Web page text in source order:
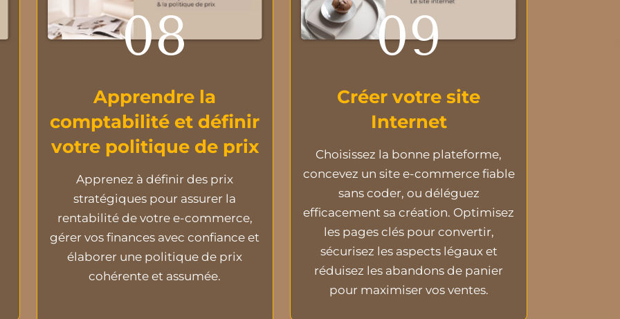
08
Apprendre la
comptabilité et définir
votre politique de prix
Apprenez à définir des prix
stratégiques pour assurer la
rentabilité de votre e-commerce,
gérer vos finances avec confiance et
élaborer une politique de prix
cohérente et assumée.
09
Créer votre site
Internet
Choisissez la bonne plateforme,
concevez un site e-commerce fiable
sans coder, ou déléguez
efficacement sa création. Optimisez
les pages clés pour convertir,
sécurisez les aspects légaux et
réduisez les abandons de panier
pour maximiser vos ventes.